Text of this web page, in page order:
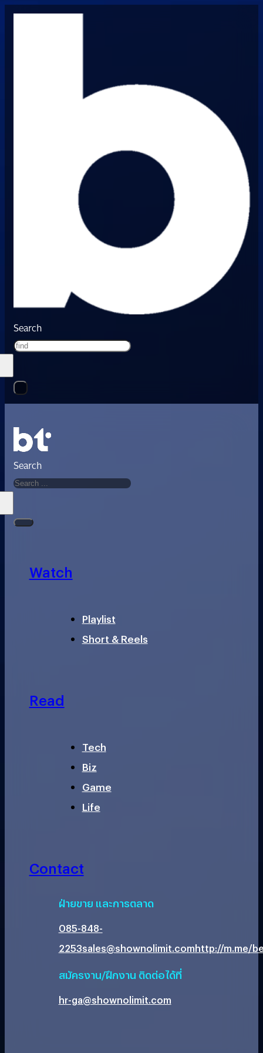
Search
Search
Watch
Playlist
Short & Reels
Read
Tech
Biz
Game
Life
Contact
ฝ่ายขาย และการตลาด
085-848-
2253sales@shownolimit.comhttp://m.me/
สมัครงาน/ฝึกงาน ติดต่อได้ที่
hr-ga@shownolimit.com